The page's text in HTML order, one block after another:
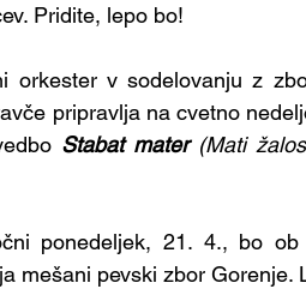
Pridite, lepo bo!
orkester v sodelovanju z
pripravlja na cvetno
Stabat mater (Mati
ponedeljek, 21. 4., bo
mešani pevski zbor Gorenje.